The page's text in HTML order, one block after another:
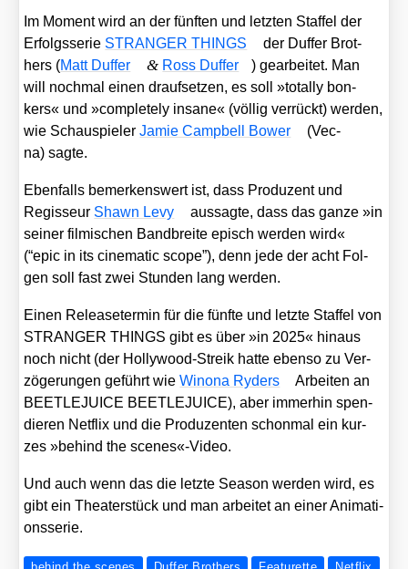
Im Moment wird an der fünf­ten und letz­ten Staf­fel der
Erfolgs­se­rie STRANGER THINGS
der Duf­fer Brot­
hers (Matt Duf­fer & Ross Duf­fer
) gear­bei­tet. Man
will noch­mal einen drauf­set­zen, es soll »total­ly bon­
kers« und »com­ple­te­ly ins­a­ne« (völ­lig ver­rückt) wer­den,
wie Schau­spie­lerJamie Camp­bell Bower
(Vec­
na) sag­te.
Eben­falls bemer­kens­wert ist, dass Pro­du­zent und
Regis­seur Shawn Levy
aus­sag­te, dass das gan­ze »in
sei­ner fil­mi­schen Band­brei­te episch wer­den wird«
(“epic in its cine­ma­tic scope”), denn jede der acht Fol­
gen soll fast zwei Stun­den lang wer­den.
Einen Release­ter­min für die fünf­te und letz­te Staf­fel von
STRANGER THINGS gibt es über »in 2025« hin­aus
noch nicht (der Hol­ly­wood-Streik hat­te eben­so zu Ver­
zö­ge­run­gen geführt wieWino­na Ryders
Arbei­ten an
BEETLEJUICE BEETLEJUICE), aber immer­hin spen­
die­ren Net­flix und die Pro­du­zen­ten schon­mal ein kur­
zes »behind the scenes«-Video.
Und auch wenn das die letz­te Sea­son wer­den wird, es
gibt ein Thea­ter­stück und man arbei­tet an einer Ani­ma­ti­
ons­se­rie.